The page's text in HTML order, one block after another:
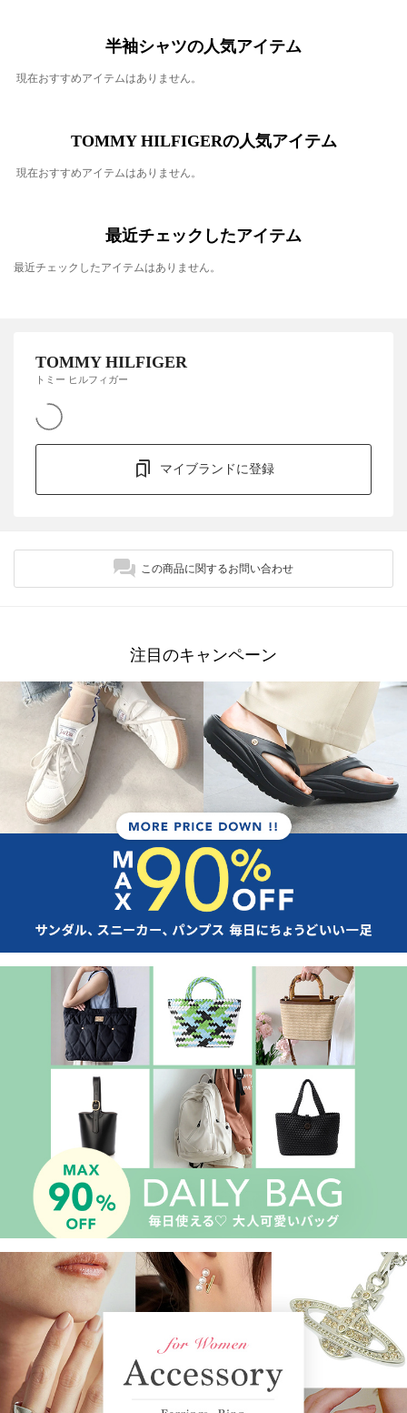
半袖シャツの人気アイテム
現在おすすめアイテムはありません。
TOMMY HILFIGERの人気アイテム
現在おすすめアイテムはありません。
最近チェックしたアイテム
最近チェックしたアイテムはありません。
TOMMY HILFIGER
トミー ヒルフィガー
マイブランドに登録
この商品に関するお問い合わせ
注目のキャンペーン